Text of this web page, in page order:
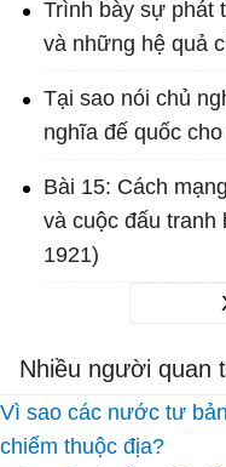
Trình bày sự phát
và những hệ quả
Tại sao nói chủ
nghĩa đế quốc cho
Bài 15: Cách
và cuộc đấu tranh
1921)
Nhiều người quan
Vì sao các nước tư
chiếm thuộc địa?